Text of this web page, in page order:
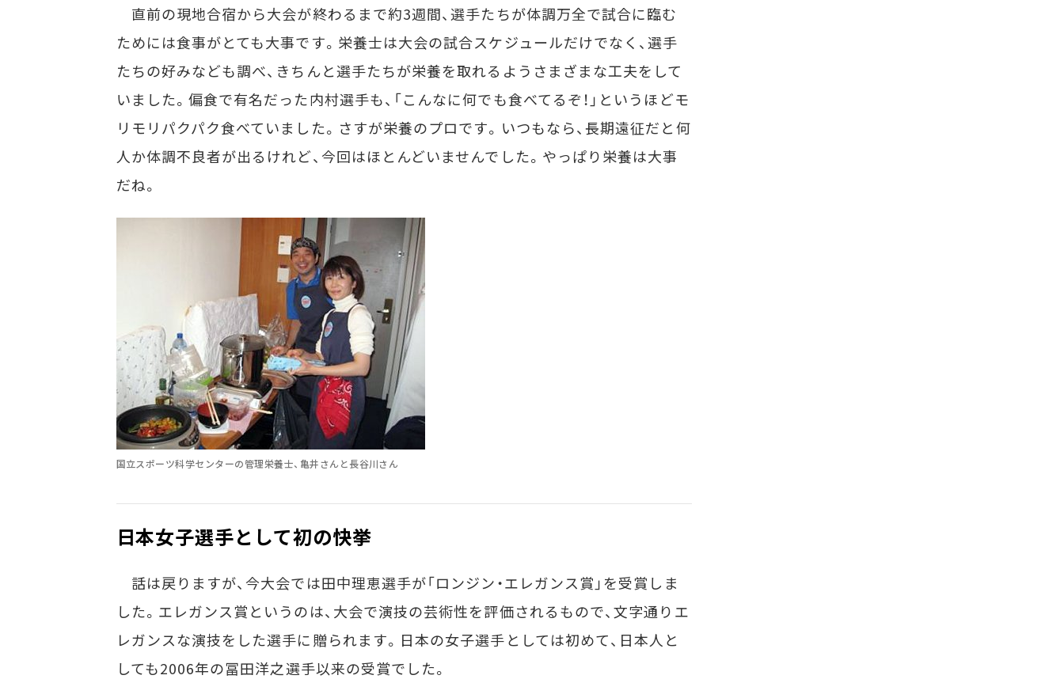
直前の現地合宿から大会が終わるまで約3週間、選手たちが体調万全で試合に臨む
ためには食事がとても大事です。栄養士は大会の試合スケジュールだけでなく、選手
たちの好みなども調べ、きちんと選手たちが栄養を取れるようさまざまな工夫をして
いました。偏食で有名だった内村選手も、「こんなに何でも食べてるぞ！」というほどモ
リモリパクパク食べていました。さすが栄養のプロです。いつもなら、長期遠征だと何
人か体調不良者が出るけれど、今回はほとんどいませんでした。やっぱり栄養は大事
だね。
国立スポーツ科学センターの管理栄養士、亀井さんと長谷川さん
日本女子選手として初の快挙
話は戻りますが、今大会では田中理恵選手が「ロンジン・エレガンス賞」を受賞しま
した。エレガンス賞というのは、大会で演技の芸術性を評価されるもので、文字通りエ
レガンスな演技をした選手に贈られます。日本の女子選手としては初めて、日本人と
しても2006年の冨田洋之選手以来の受賞でした。